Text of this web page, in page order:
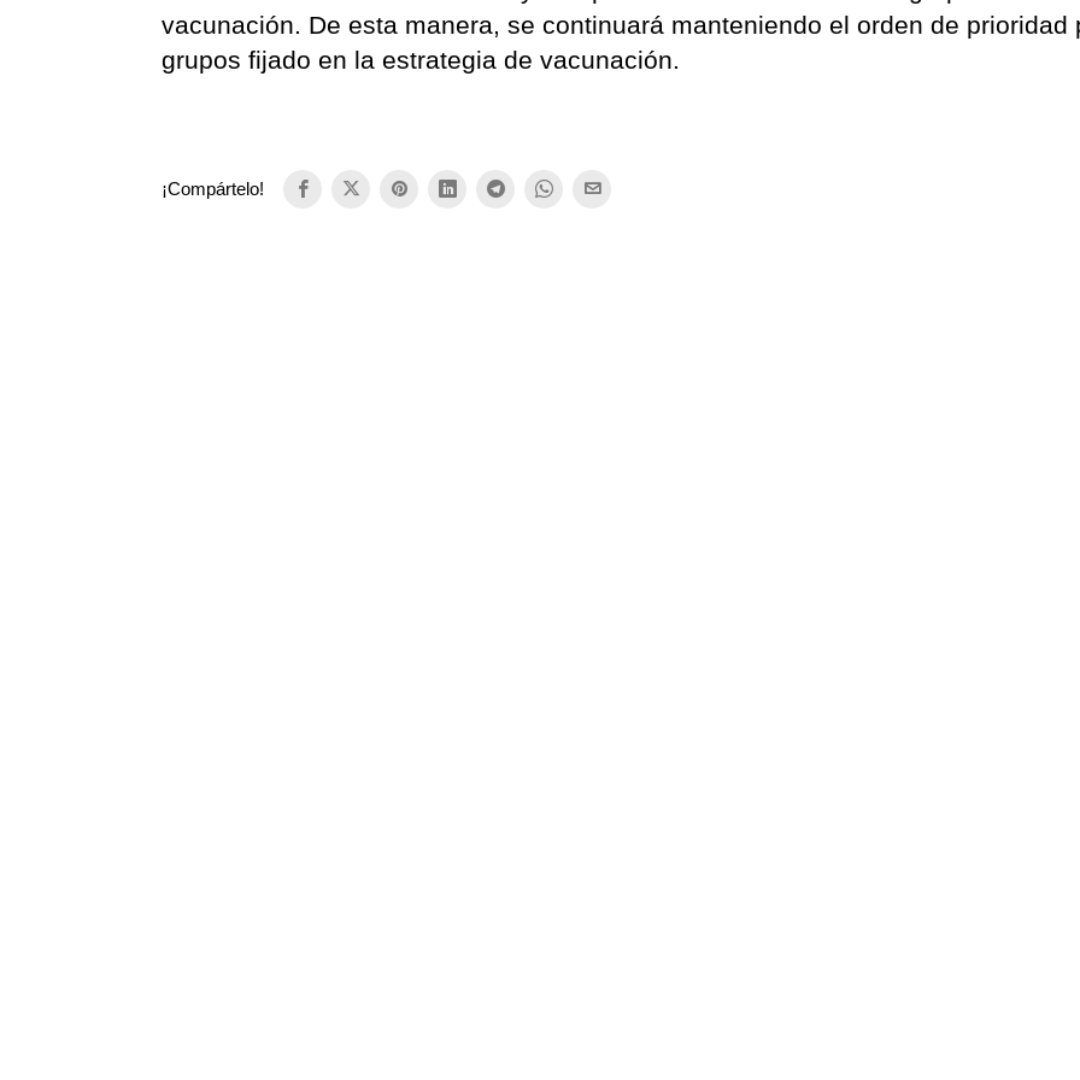
vacunación. De esta manera, se continuará manteniendo el orden de prioridad
grupos fijado en la estrategia de vacunación.
¡Compártelo!